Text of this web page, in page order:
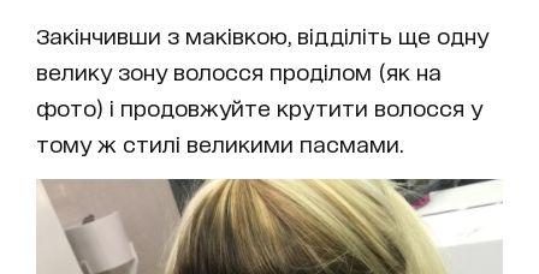
Закінчивши з маківкою, відділіть ще одну
велику зону волосся проділом (як на
фото) і продовжуйте крутити волосся у
тому ж стилі великими пасмами.